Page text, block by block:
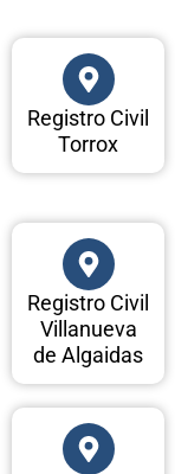
Registro Civil
Torrox
Registro Civil
Villanueva
de Algaidas